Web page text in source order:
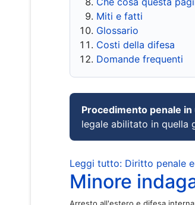
Miti e fatti
Glossario
Costi della difesa
Domande frequenti
Procedimento penale
legale abilitato in quella
Leggi tutto: Diritto penale
Minore